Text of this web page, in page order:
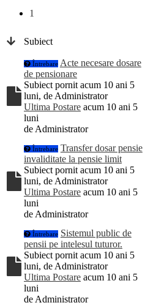
1
Subiect
Întrebare Acte necesare dosare
de pensionare
Subiect pornit acum 10 ani 5
luni, de Administrator
Ultima Postare acum 10 ani 5
luni
de Administrator
Întrebare Transfer dosar pensie
invaliditate la pensie limit
Subiect pornit acum 10 ani 5
luni, de Administrator
Ultima Postare acum 10 ani 5
luni
de Administrator
Întrebare Sistemul public de
pensii pe intelesul tuturor.
Subiect pornit acum 10 ani 5
luni, de Administrator
Ultima Postare acum 10 ani 5
luni
de Administrator